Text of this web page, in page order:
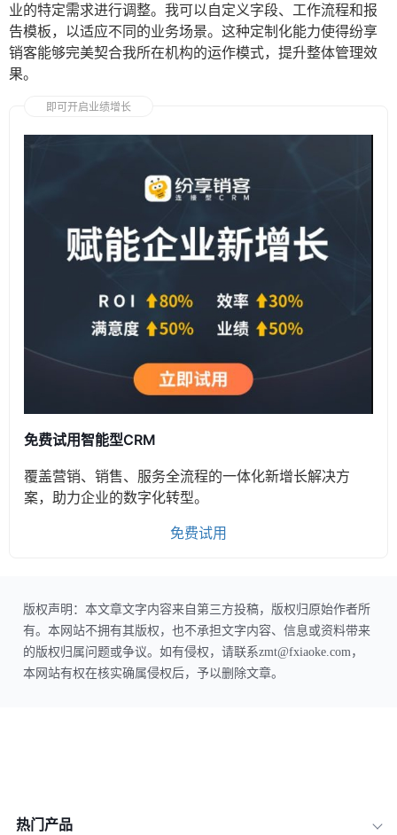
业的特定需求进行调整。我可以自定义字段、工作流程和报
告模板，以适应不同的业务场景。这种定制化能力使得纷享
销客能够完美契合我所在机构的运作模式，提升整体管理效
果。
即可开启业绩增长
免费试用智能型CRM
覆盖营销、销售、服务全流程的一体化新增长解决方
案，助力企业的数字化转型。
免费试用
版权声明：本文章文字内容来自第三方投稿，版权归原始作者所
有。本网站不拥有其版权，也不承担文字内容、信息或资料带来
的版权归属问题或争议。如有侵权，请联系zmt@fxiaoke.com，
本网站有权在核实确属侵权后，予以删除文章。
热门产品